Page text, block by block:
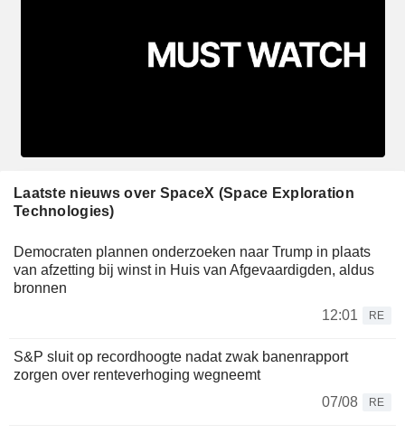
Laatste nieuws over SpaceX (Space Exploration
Technologies)
Democraten plannen onderzoeken naar Trump in plaats
van afzetting bij winst in Huis van Afgevaardigden, aldus
bronnen
12:01
RE
S&P sluit op recordhoogte nadat zwak banenrapport
zorgen over renteverhoging wegneemt
07/08
RE